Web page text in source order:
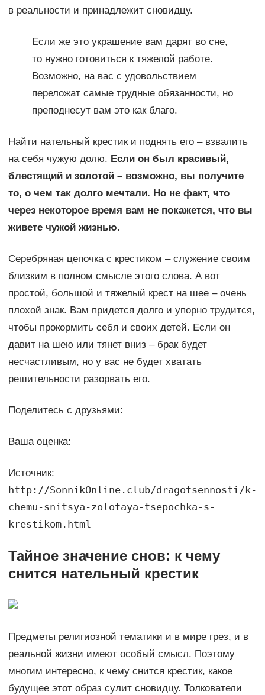
в реальности и принадлежит сновидцу.
Если же это украшение вам дарят во сне,
то нужно готовиться к тяжелой работе.
Возможно, на вас с удовольствием
переложат самые трудные обязанности, но
преподнесут вам это как благо.
Найти нательный крестик и поднять его – взвалить
на себя чужую долю. Если он был красивый,
блестящий и золотой – возможно, вы получите
то, о чем так долго мечтали. Но не факт, что
через некоторое время вам не покажется, что вы
живете чужой жизнью.
Серебряная цепочка с крестиком – служение своим
близким в полном смысле этого слова. А вот
простой, большой и тяжелый крест на шее – очень
плохой знак. Вам придется долго и упорно трудится,
чтобы прокормить себя и своих детей. Если он
давит на шею или тянет вниз – брак будет
несчастливым, но у вас не будет хватать
решительности разорвать его.
Поделитесь с друзьями:
Ваша оценка:
Источник:
http://SonnikOnline.club/dragotsennosti/k-
chemu-snitsya-zolotaya-tsepochka-s-
krestikom.html
Тайное значение снов: к чему
снится нательный крестик
Предметы религиозной тематики и в мире грез, и в
реальной жизни имеют особый смысл. Поэтому
многим интересно, к чему снится крестик, какое
будущее этот образ сулит сновидцу. Толкователи